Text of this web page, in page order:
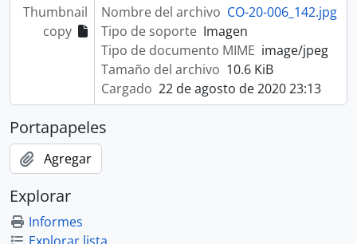
Thumbnail
copy
Nombre del archivo CO-20-006_142.jpg
Tipo de soporte Imagen
Tipo de documento MIME image/jpeg
Tamaño del archivo 10.6 KiB
Cargado 22 de agosto de 2020 23:13
Portapapeles
Agregar
Explorar
Informes